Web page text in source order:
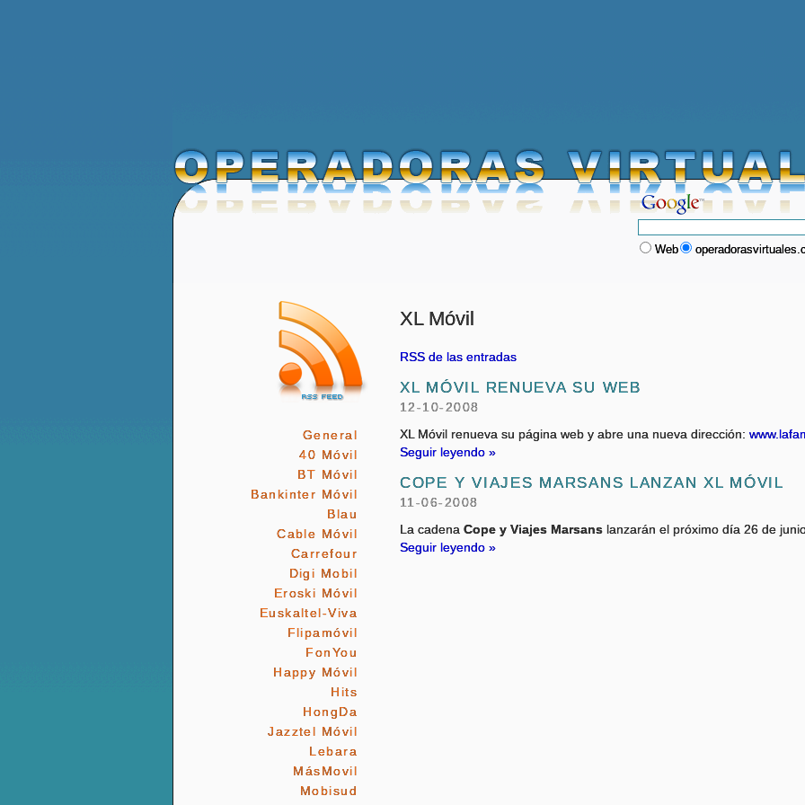
Web
General
40 Móvil
BT Móvil
Bankinter Móvil
Blau
Cable Móvil
Carrefour
Digi Mobil
Eroski Móvil
Euskaltel-Viva
Flipamóvil
FonYou
Happy Móvil
Hits
HongDa
Jazztel Móvil
Lebara
MásMovil
Mobisud
XL Móvil
RSS de las entradas
XL MÓVIL RENUEVA SU WEB
12-10-2008
XL Móvil renueva su página web y abre una nueva dirección:
Seguir leyendo »
COPE Y VIAJES MARSANS LANZAN XL MÓVIL
11-06-2008
La cadena Cope y Viajes Marsans lanzarán el próximo día 26 de
Seguir leyendo »